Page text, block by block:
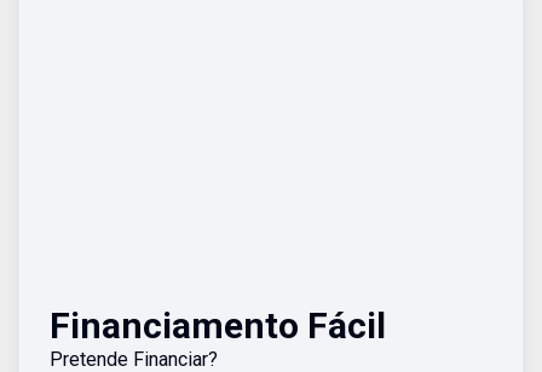
Financiamento Fácil
Pretende Financiar?